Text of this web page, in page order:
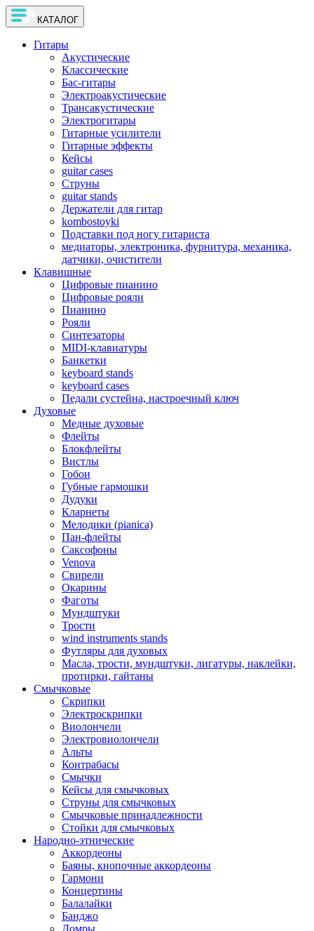
КАТАЛОГ
Гитары
Акустические
Классические
Бас-гитары
Электроакустические
Трансакустические
Электрогитары
Гитарные усилители
Гитарные эффекты
Кейсы
guitar cases
Струны
guitar stands
Держатели для гитар
kombostoyki
Подставки под ногу гитариста
медиаторы, электроника, фурнитура, механика,
датчики, очистители
Клавишные
Цифровые пианино
Цифровые рояли
Пианино
Рояли
Синтезаторы
MIDI-клавиатуры
Банкетки
keyboard stands
keyboard cases
Педали сустейна, настроечный ключ
Духовые
Медные духовые
Флейты
Блокфлейты
Вистлы
Гобои
Губные гармошки
Дудуки
Кларнеты
Мелодики (pianica)
Пан-флейты
Саксофоны
Venova
Свирели
Окарины
Фаготы
Мундштуки
Трости
wind instruments stands
Футляры для духовых
Масла, трости, мундштуки, лигатуры, наклейки,
протирки, гайтаны
Смычковые
Скрипки
Электроскрипки
Виолончели
Электровиолончели
Альты
Контрабасы
Смычки
Кейсы для смычковых
Струны для смычковых
Смычковые принадлежности
Стойки для смычковых
Народно-этнические
Аккордеоны
Баяны, кнопочные аккордеоны
Гармони
Концертины
Балалайки
Банджо
Домры